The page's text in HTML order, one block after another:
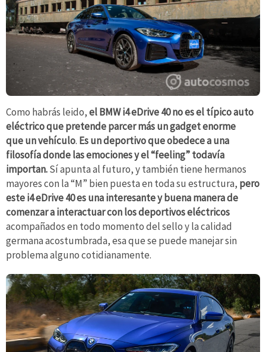
Como habrás leido,el BMW i4 eDrive 40 no es el típico auto
eléctrico que pretende parcer más un gadget enorme
que un vehículo. Es un deportivo que obedece a una
filosofía donde las emociones y el “feeling” todavía
importan.Sí apunta al futuro, y también tiene hermanos
mayores con la “M” bien puesta en toda su estructura, pero
este i4 eDrive 40 es una interesante y buena manera de
comenzar a interactuar con los deportivos eléctricos
acompañados en todo momento del sello y la calidad
germana acostumbrada, esa que se puede manejar sin
problema alguno cotidianamente.